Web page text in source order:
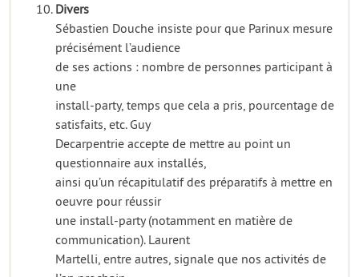
Divers
Sébastien Douche insiste pour que Parinux mesure
précisément l’audience
de ses actions : nombre de personnes participant à
une
install-party, temps que cela a pris, pourcentage de
satisfaits, etc. Guy
Decarpentrie accepte de mettre au point un
questionnaire aux installés,
ainsi qu’un récapitulatif des préparatifs à mettre en
oeuvre pour réussir
une install-party (notamment en matière de
communication). Laurent
Martelli, entre autres, signale que nos activités de